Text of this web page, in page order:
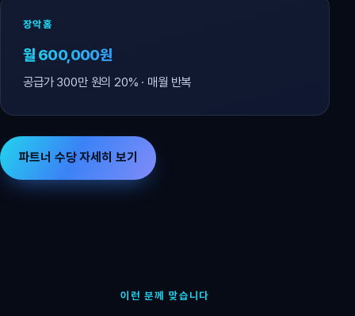
장악홈
월 600,000원
공급가 300만 원의 20% · 매월 반복
파트너 수당 자세히 보기
이런 분께 맞습니다